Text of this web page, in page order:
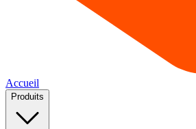
Accueil
Produits